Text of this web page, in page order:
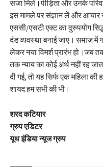
सजा मिले।पीड़िता और उनके
इस मामले पर संज्ञान लें और आचार
एससी/एसटी एक्ट का दुरुपयोग
दंड व्यवस्था बनाई जाए। समाज में
लेकर नया विमर्श प्रारंभ हो।जब
तक न्याय का कोई अर्थ नहीं रह
दी गई, तो यह सिर्फ एक महिला की
शायद हम सभी की भी।
शरद कटियार
ग्रुप एडिटर
यूथ इंडिया न्यूज ग्रुप